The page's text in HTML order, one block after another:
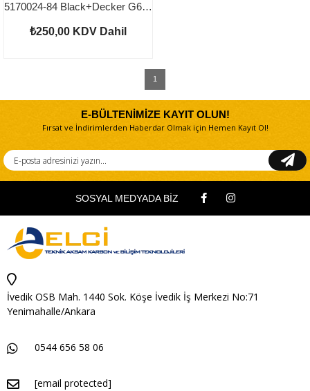
5170024-84 Black+Decker G650 Kömür
₺250,00 KDV Dahil
1
E-BÜLTENİMİZE KAYIT OLUN!
Fırsat ve İndirimlerden Haberdar Olmak için Hemen Kayıt Ol!
SOSYAL MEDYADA BİZ
İvedik OSB Mah. 1440 Sok. Köşe İvedik İş Merkezi No:71
Yenimahalle/Ankara
0544 656 58 06
[email protected]